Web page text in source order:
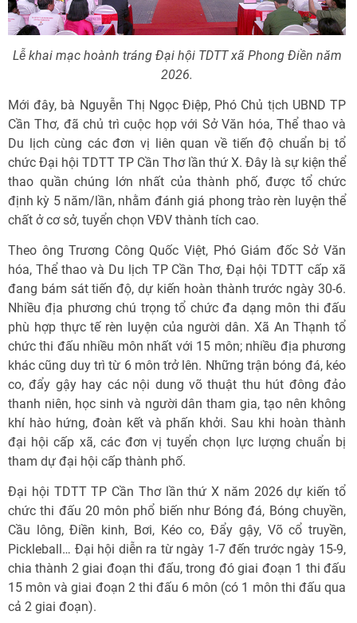
Lễ khai mạc hoành tráng Đại hội TDTT xã Phong Điền năm
2026.
Mới đây, bà Nguyễn Thị Ngọc Điệp, Phó Chủ tịch UBND TP
Cần Thơ, đã chủ trì cuộc họp với Sở Văn hóa, Thể thao và
Du lịch cùng các đơn vị liên quan về tiến độ chuẩn bị tổ
chức Đại hội TDTT TP Cần Thơ lần thứ X. Đây là sự kiện thể
thao quần chúng lớn nhất của thành phố, được tổ chức
định kỳ 5 năm/lần, nhằm đánh giá phong trào rèn luyện thể
chất ở cơ sở, tuyển chọn VĐV thành tích cao.
Theo ông Trương Công Quốc Việt, Phó Giám đốc Sở Văn
hóa, Thể thao và Du lịch TP Cần Thơ, Đại hội TDTT cấp xã
đang bám sát tiến độ, dự kiến hoàn thành trước ngày 30-6.
Nhiều địa phương chú trọng tổ chức đa dạng môn thi đấu
phù hợp thực tế rèn luyện của người dân. Xã An Thạnh tổ
chức thi đấu nhiều môn nhất với 15 môn; nhiều địa phương
khác cũng duy trì từ 6 môn trở lên. Những trận bóng đá, kéo
co, đẩy gậy hay các nội dung võ thuật thu hút đông đảo
thanh niên, học sinh và người dân tham gia, tạo nên không
khí hào hứng, đoàn kết và phấn khởi. Sau khi hoàn thành
đại hội cấp xã, các đơn vị tuyển chọn lực lượng chuẩn bị
tham dự đại hội cấp thành phố.
Đại hội TDTT TP Cần Thơ lần thứ X năm 2026 dự kiến tổ
chức thi đấu 20 môn phổ biến như Bóng đá, Bóng chuyền,
Cầu lông, Điền kinh, Bơi, Kéo co, Đẩy gậy, Võ cổ truyền,
Pickleball… Đại hội diễn ra từ ngày 1-7 đến trước ngày 15-9,
chia thành 2 giai đoạn thi đấu, trong đó giai đoạn 1 thi đấu
15 môn và giai đoạn 2 thi đấu 6 môn (có 1 môn thi đấu qua
cả 2 giai đoạn).